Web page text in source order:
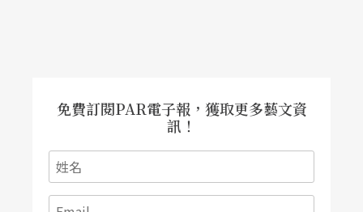
免費訂閱PAR電子報，獲取更多藝文資
訊！